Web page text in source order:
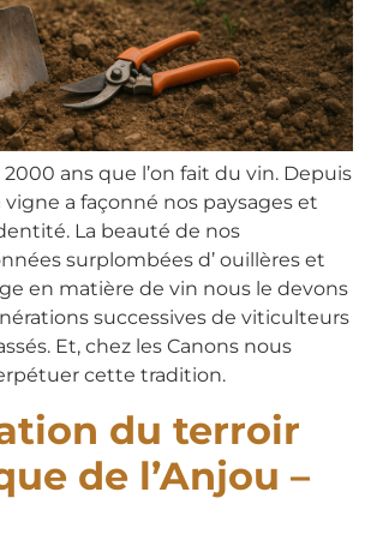
2000 ans que l’on fait du vin. Depuis
a façonné nos paysages et
La beauté de nos
surplombées d’ ouillères et
en matière de vin nous le devons
successives de viticulteurs
Et, chez les Canons nous
cette tradition.
du terroir
de l’Anjou –